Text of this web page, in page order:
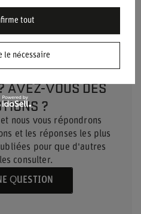
AVEZ-VOUS DES
?
nous vous répondrons
et les réponses les plus
pour que d'autres
consulter.
QUESTION
le nécessaire
tout